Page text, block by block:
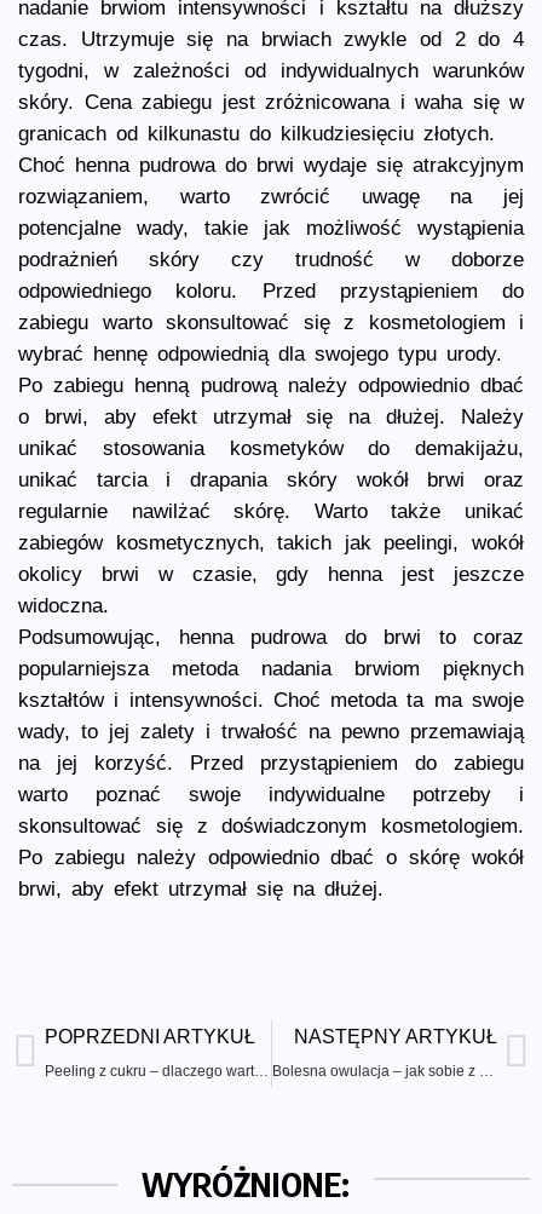
nadanie brwiom intensywności i kształtu na dłuższy
czas. Utrzymuje się na brwiach zwykle od 2 do 4
tygodni, w zależności od indywidualnych warunków
skóry. Cena zabiegu jest zróżnicowana i waha się w
granicach od kilkunastu do kilkudziesięciu złotych.
Choć henna pudrowa do brwi wydaje się atrakcyjnym
rozwiązaniem, warto zwrócić uwagę na jej
potencjalne wady, takie jak możliwość wystąpienia
podrażnień skóry czy trudność w doborze
odpowiedniego koloru. Przed przystąpieniem do
zabiegu warto skonsultować się z kosmetologiem i
wybrać hennę odpowiednią dla swojego typu urody.
Po zabiegu henną pudrową należy odpowiednio dbać
o brwi, aby efekt utrzymał się na dłużej. Należy
unikać stosowania kosmetyków do demakijażu,
unikać tarcia i drapania skóry wokół brwi oraz
regularnie nawilżać skórę. Warto także unikać
zabiegów kosmetycznych, takich jak peelingi, wokół
okolicy brwi w czasie, gdy henna jest jeszcze
widoczna.
Podsumowując, henna pudrowa do brwi to coraz
popularniejsza metoda nadania brwiom pięknych
kształtów i intensywności. Choć metoda ta ma swoje
wady, to jej zalety i trwałość na pewno przemawiają
na jej korzyść. Przed przystąpieniem do zabiegu
warto poznać swoje indywidualne potrzeby i
skonsultować się z doświadczonym kosmetologiem.
Po zabiegu należy odpowiednio dbać o skórę wokół
brwi, aby efekt utrzymał się na dłużej.
POPRZEDNI ARTYKUŁ
Peeling z cukru – dlaczego warto go stosować?
NASTĘPNY ARTYKUŁ
Bolesna owulacja – jak sobie z nią radzić?
WYRÓŻNIONE: